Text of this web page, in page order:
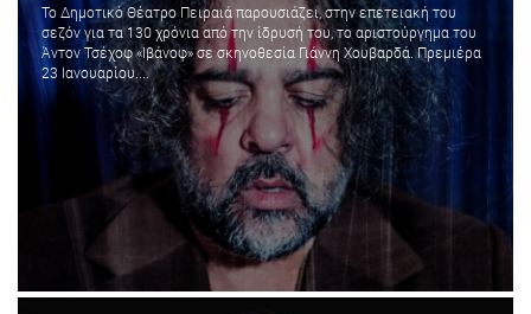
Το Δημοτικό Θέατρο Πειραιά παρουσιάζει, στην επετειακή του
σεζόν για τα 130 χρόνια από την ίδρυσή του, το αριστούργημα του
Άντον Τσέχοφ «Ιβάνοφ» σε σκηνοθεσία Γιάννη Χουβαρδά. Πρεμιέρα
23 Ιανουαρίου....